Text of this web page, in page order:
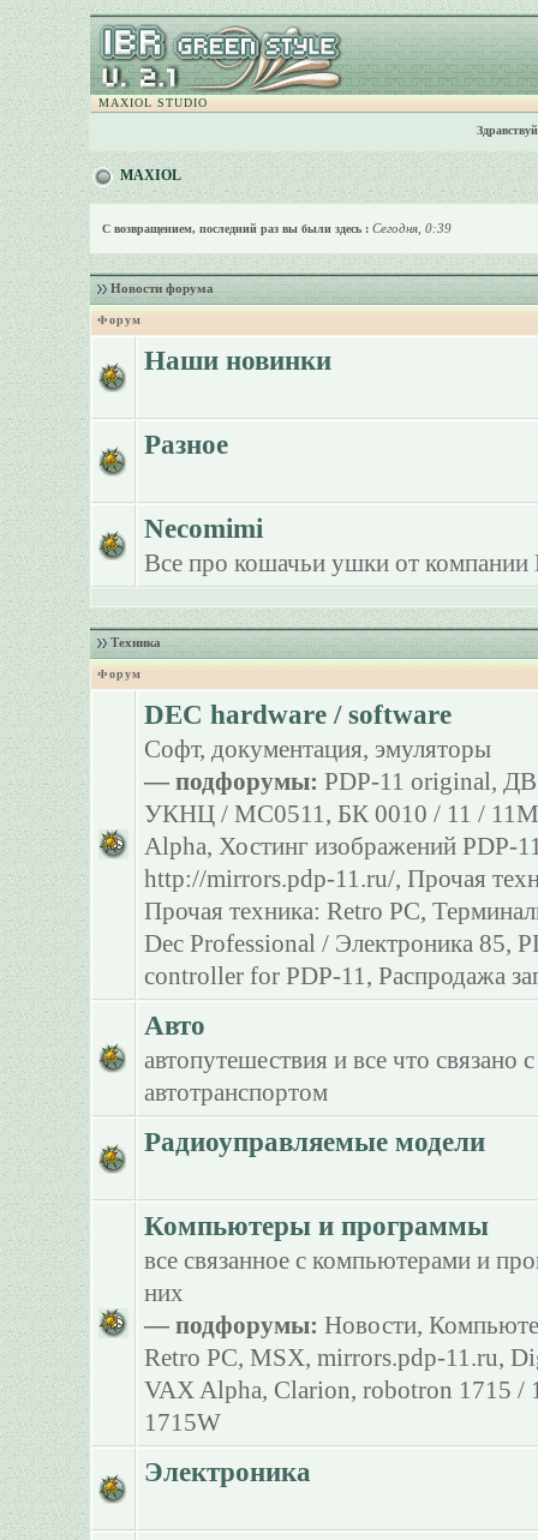
MAXIOL STUDIO
MAXIOL
С возвращением, последний раз вы были здесь : Сегодня, 0:39
Новости форума
Форум
Наши новинки
Разное
Necomimi
Все про кошачьи ушки от компании
Техника
Форум
DEC hardware / software
Софт, документация, эмуляторы
— подфорумы: PDP-11 original ,
УКНЦ / МС0511 , БК 0010 / 11 / 11M
Alpha, Хостинг изображений PDP-
http://mirrors.pdp-11.ru/, Прочая
Прочая техника: Retro PC,
Dec Professional / Электроника 85,
controller for PDP-11 , Распродажа
Авто
автопутешествия и все что связано с
автотранспортом
Радиоуправляемые модели
Компьютеры и программы
все связанное с компьютерами и
них
— подфорумы: Новости,
Retro PC, MSX, mirrors.pdp-11.ru,
VAX Alpha, Clarion, robotron 1715 /
1715W
Электроника